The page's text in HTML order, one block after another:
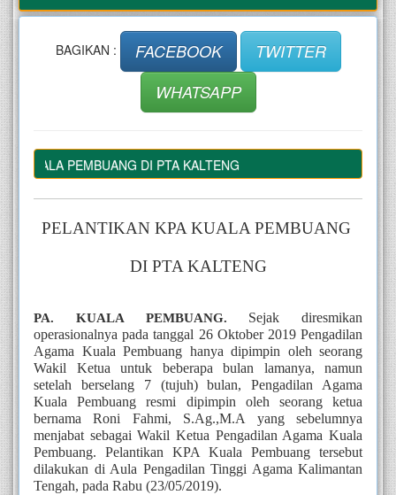
BAGIKAN : FACEBOOK
TWITTER
WHATSAPP
KUALA PEMBUANG DI PTA KALTENG
PELANTIKAN KPA KUALA PEMBUANG
DI PTA KALTENG
PA. KUALA PEMBUANG.
Sejak diresmikan
operasionalnya pada tanggal 26 Oktober 2019 Pengadilan
Agama Kuala Pembuang hanya dipimpin oleh seorang
Wakil Ketua untuk beberapa bulan lamanya, namun
setelah berselang 7 (tujuh) bulan, Pengadilan Agama
Kuala Pembuang resmi dipimpin oleh seorang ketua
bernama Roni Fahmi, S.Ag.,M.A yang sebelumnya
menjabat sebagai Wakil Ketua Pengadilan Agama Kuala
Pembuang. Pelantikan KPA Kuala Pembuang tersebut
dilakukan di Aula Pengadilan Tinggi Agama Kalimantan
Tengah, pada Rabu (23/05/2019).